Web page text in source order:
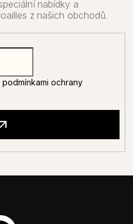
podmínkami ochrany